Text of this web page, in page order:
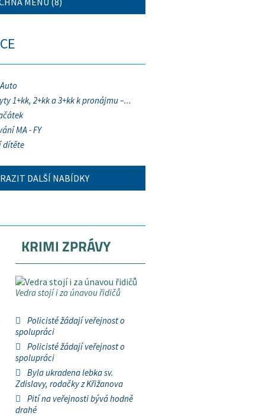
1+kk, 2+kk a 3+kk k pronájmu –...
MA - FY
dítěte
DALŠÍ NABÍDKY
KRIMI ZPRÁVY
Vedra stojí i za únavou řidičů
Policisté žádají veřejnost o
spolupráci
Policisté žádají veřejnost o
spolupráci
Byla ukradena lebka sv.
Zdislavy, rodačky z Křižanova
Pití na veřejnosti bývá hodně
drahé